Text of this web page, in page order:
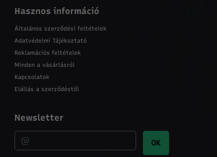
Hasznos információ
Általános szerződési feltételek
Adatvédelmi Tájékoztató
Reklamációs feltételek
Minden a vásárlásról
Kapcsolatok
Elállás a szerződéstől
Newsletter
OK